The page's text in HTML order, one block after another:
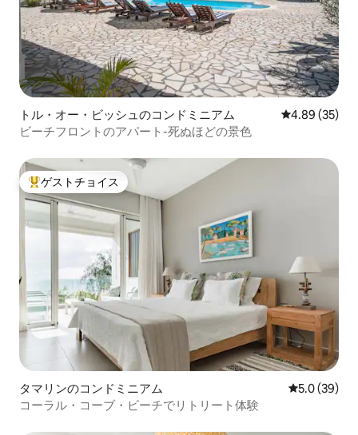
トル・オー・ビッシュのコンドミニアム レビュー35
4.89 (35)
ビーチフロントのアパート-死ぬほどの景色
大好評のゲストチョイスです。
ゲストチョイス
タマリンのコンドミニアム レビュー39
5.0 (39)
コーラル・コーブ・ビーチでリトリート体験